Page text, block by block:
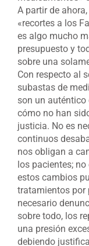
A partir de
«recortes a los
es algo mucho
presupuesto y
sobre una
Con respecto al
subastas de
son un auténtico
cómo no han
justicia. No es
continuos
nos obligan a
los pacientes;
estos cambios
tratamientos por
necesario
sobre todo, los
una presión
debiendo